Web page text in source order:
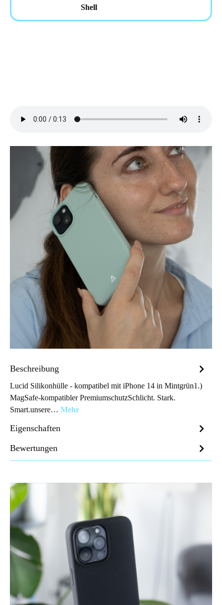
Shell
Beschreibung
Lucid Silikonhülle - kompatibel mit iPhone 14 in Mintgrün1.)
MagSafe-kompatibler PremiumschutzSchlicht. Stark.
Smart.unsere… Mehr
Eigenschaften
Bewertungen